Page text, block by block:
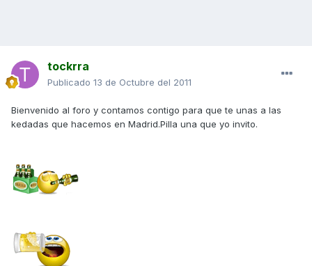
tockrra
Publicado 13 de Octubre del 2011
Bienvenido al foro y contamos contigo para que te unas a las
kedadas que hacemos en Madrid.Pilla una que yo invito.